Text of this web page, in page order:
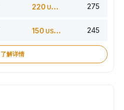
220 USDT 275
150 USDT 245
了解详情